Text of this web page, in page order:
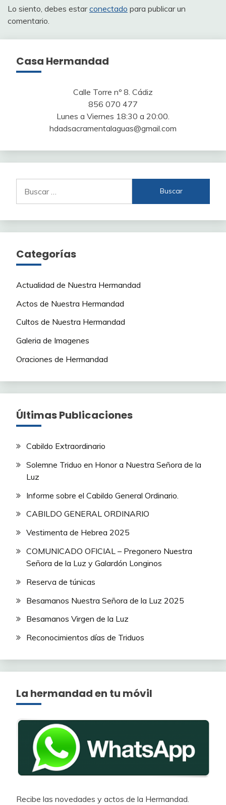
Lo siento, debes estarconectado para publicar un
comentario.
Casa Hermandad
Calle Torre nº 8. Cádiz
856 070 477
Lunes a Viernes 18:30 a 20:00.
hdadsacramentalaguas@gmail.com
Categorías
Actualidad de Nuestra Hermandad
Actos de Nuestra Hermandad
Cultos de Nuestra Hermandad
Galeria de Imagenes
Oraciones de Hermandad
Últimas Publicaciones
Cabildo Extraordinario
Solemne Triduo en Honor a Nuestra Señora de la
Luz
Informe sobre el Cabildo General Ordinario.
CABILDO GENERAL ORDINARIO
Vestimenta de Hebrea 2025
COMUNICADO OFICIAL – Pregonero Nuestra
Señora de la Luz y Galardón Longinos
Reserva de túnicas
Besamanos Nuestra Señora de la Luz 2025
Besamanos Virgen de la Luz
Reconocimientos días de Triduos
La hermandad en tu móvil
Recibe las novedades y actos de la Hermandad.